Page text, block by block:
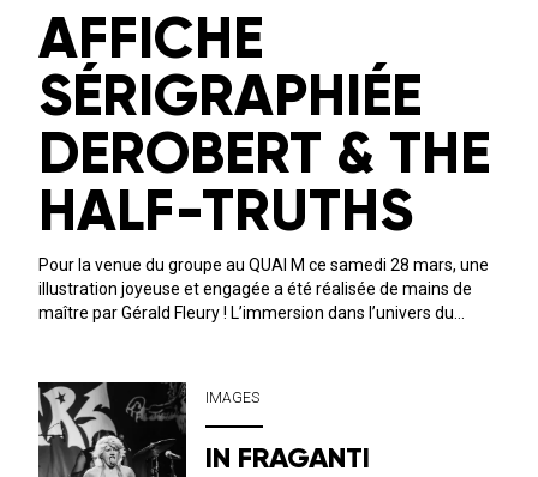
AFFICHE
SÉRIGRAPHIÉE
DEROBERT & THE
HALF-TRUTHS
Pour la venue du groupe au QUAI M ce samedi 28 mars, une
illustration joyeuse et engagée a été réalisée de mains de
maître par Gérald Fleury ! L’immersion dans l’univers du
IMAGES
IN FRAGANTI